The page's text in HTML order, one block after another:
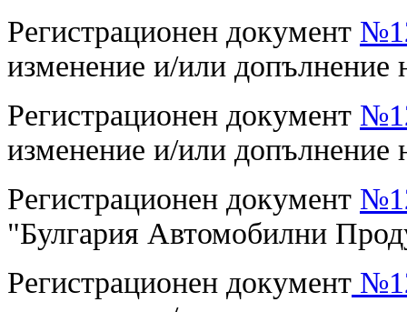
Регистрационен документ
изменение и/или
Регистрационен документ
изменение и/или
Регистрационен документ
"Булгария Автомобилни
Регистрационен документ